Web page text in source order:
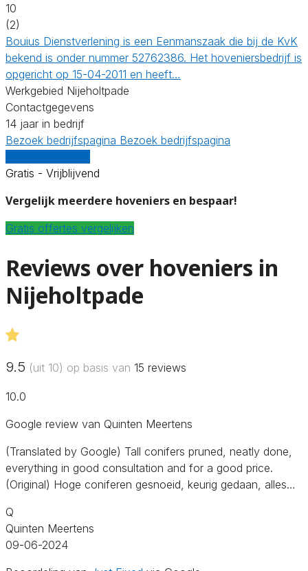
10
(2)
Bouius Dienstverlening is een Eenmanszaak die bij de KvK
bekend is onder nummer 52762386. Het hoveniersbedrijf is
opgericht op 15-04-2011 en heeft…
Werkgebied Nijeholtpade
Contactgegevens
14 jaar in bedrijf
Bezoek bedrijfspagina Bezoek bedrijfspagina
Gratis - Vrijblijvend
Vergelijk meerdere hoveniers en bespaar!
Gratis offertes vergelijken
Reviews over hoveniers in
Nijeholtpade
9.5 (uit 10) op basis van 15 reviews
10.0
Google review van Quinten Meertens
(Translated by Google) Tall conifers pruned, neatly done,
everything in good consultation and for a good price.
(Original) Hoge coniferen gesnoeid, keurig gedaan, alles…
Q
Quinten Meertens
09-06-2024